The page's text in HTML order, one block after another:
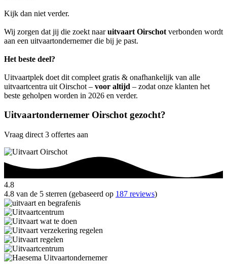
Kijk dan niet verder.
Wij zorgen dat jij die zoekt naaruitvaart Oirschot verbonden wordt
aan een uitvaartondernemer die bij je past.
Het beste deel?
Uitvaartplek doet dit compleet gratis & onafhankelijk van alle
uitvaartcentra uit Oirschot – voor altijd – zodat onze klanten het
beste geholpen worden in 2026 en verder.
Uitvaartondernemer Oirschot gezocht?
Vraag direct 3 offertes aan
4.8
4.8 van de 5 sterren (gebaseerd op 187 reviews)